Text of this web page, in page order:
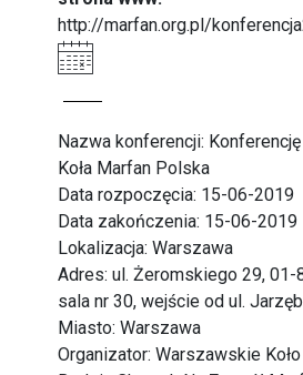
http://marfan.org.pl/
Nazwa konferencji:
Koła Marfan Polska
Data rozpoczęcia: 15-06-2019
Data zakończenia: 15-06-2019
Lokalizacja: Warszawa
Adres: ul. Żeromskiego 29, 01-
sala nr 30, wejście od ul.
Miasto: Warszawa
Organizator: Warszawskie